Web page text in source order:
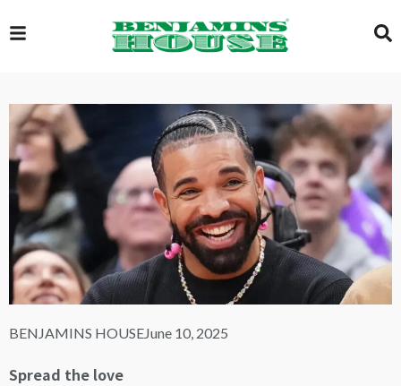
EXCLUSIVE
GLOBAL
VIDEOS
GALLERY
BENJAMINS HOUSEJune 10, 2025
Spread the love